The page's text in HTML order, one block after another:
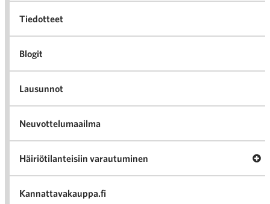
Tiedotteet
Blogit
Lausunnot
Neuvottelumaailma
Häiriötilanteisiin varautuminen
Kannattavakauppa.fi